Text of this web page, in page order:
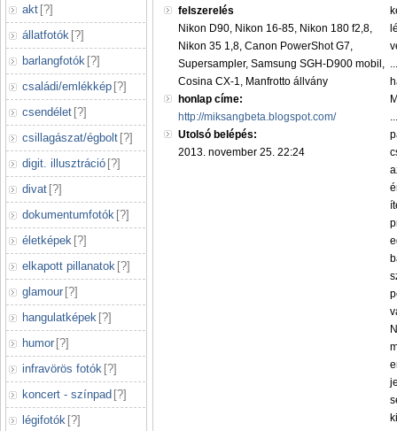
akt [?]
állatfotók [?]
barlangfotók [?]
családi/emlékkép [?]
csendélet [?]
csillagászat/égbolt [?]
digit. illusztráció [?]
divat [?]
dokumentumfotók [?]
életképek [?]
elkapott pillanatok [?]
glamour [?]
hangulatképek [?]
humor [?]
infravörös fotók [?]
koncert - színpad [?]
légifotók [?]
felszerelés
Nikon D90, Nikon 16-85, Nikon 180 f2,8,
Nikon 35 1,8, Canon PowerShot G7,
Supersampler, Samsung SGH-D900 mobil,
Cosina CX-1, Manfrotto állvány
honlap címe:
http://miksangbeta.blogspot.com/
Utolsó belépés:
2013. november 25. 22:24